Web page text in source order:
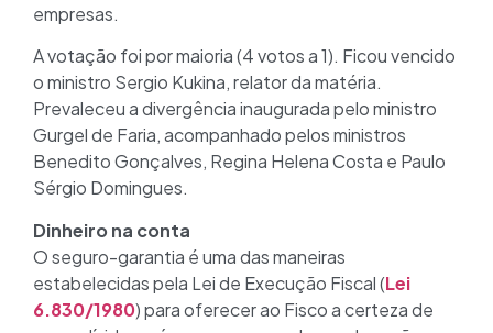
empresas.
A votação foi por maioria (4 votos a 1). Ficou vencido
o ministro Sergio Kukina, relator da matéria.
Prevaleceu a divergência inaugurada pelo ministro
Gurgel de Faria, acompanhado pelos ministros
Benedito Gonçalves, Regina Helena Costa e Paulo
Sérgio Domingues.
Dinheiro na conta
O seguro-garantia é uma das maneiras
estabelecidas pela Lei de Execução Fiscal (Lei
6.830/1980) para oferecer ao Fisco a certeza de